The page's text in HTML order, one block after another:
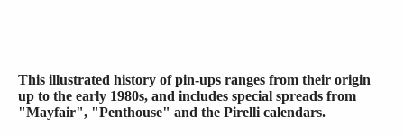
This illustrated history of pin-ups ranges from their origin
up to the early 1980s, and includes special spreads from
"Mayfair", "Penthouse" and the Pirelli calendars.